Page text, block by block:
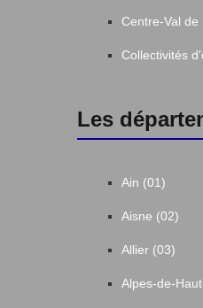
Centre-Val de
Collectivités
Les
Ain (01)
Aisne (02)
Allier (03)
Alpes-de-